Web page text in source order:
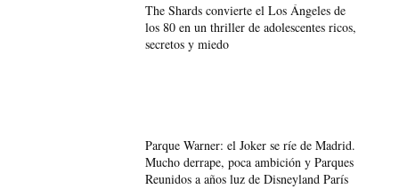
The Shards convierte el Los Ángeles de
los 80 en un thriller de adolescentes ricos,
secretos y miedo
Parque Warner: el Joker se ríe de Madrid.
Mucho derrape, poca ambición y Parques
Reunidos a años luz de Disneyland París